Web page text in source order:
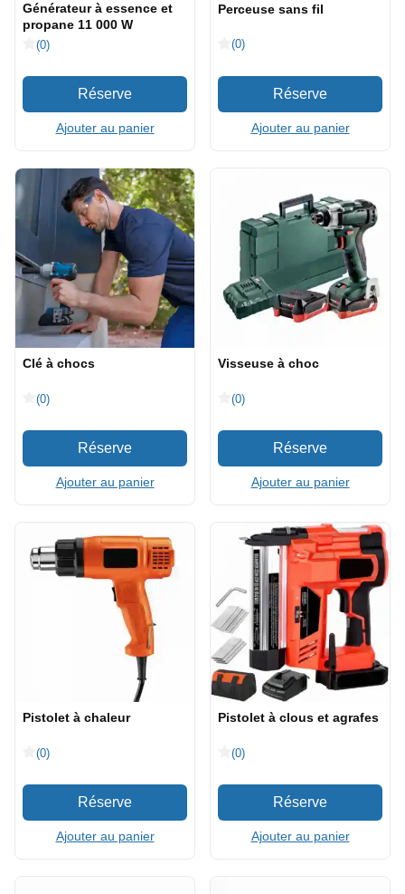
Générateur à essence et
propane 11 000 W
(0)
Ajouter au panier
Perceuse sans fil
(0)
Ajouter au panier
Clé à chocs
(0)
Ajouter au panier
Visseuse à choc
(0)
Ajouter au panier
Pistolet à chaleur
(0)
Ajouter au panier
Pistolet à clous et agrafes
(0)
Ajouter au panier